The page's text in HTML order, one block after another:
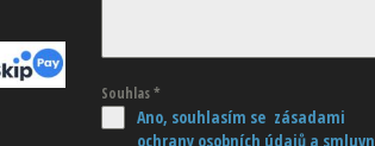
Souhlas*
Ano, souhlasím se zásadami
ochrany osobních údajů a